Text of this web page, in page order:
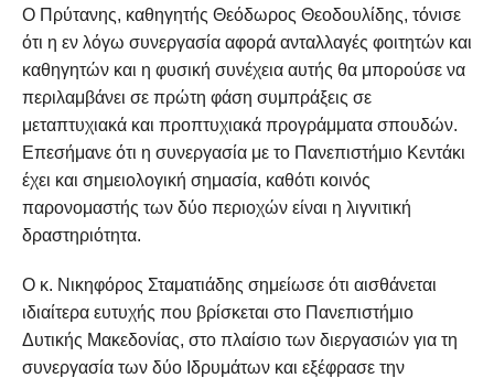
Ο Πρύτανης, καθηγητής Θεόδωρος Θεοδουλίδης, τόνισε
ότι η εν λόγω συνεργασία αφορά ανταλλαγές φοιτητών και
καθηγητών και η φυσική συνέχεια αυτής θα μπορούσε να
περιλαμβάνει σε πρώτη φάση συμπράξεις σε
μεταπτυχιακά και προπτυχιακά προγράμματα σπουδών.
Επεσήμανε ότι η συνεργασία με το Πανεπιστήμιο Κεντάκι
έχει και σημειολογική σημασία, καθότι κοινός
παρονομαστής των δύο περιοχών είναι η λιγνιτική
δραστηριότητα.
Ο κ. Νικηφόρος Σταματιάδης σημείωσε ότι αισθάνεται
ιδιαίτερα ευτυχής που βρίσκεται στο Πανεπιστήμιο
Δυτικής Μακεδονίας, στο πλαίσιο των διεργασιών για τη
συνεργασία των δύο Ιδρυμάτων και εξέφρασε την